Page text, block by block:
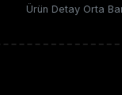
Ürün Detay Orta